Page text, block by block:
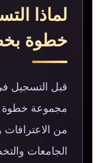
لماذا
خطوة
قبل التسجيل
مجموعة خطوة
من الاعترافات
الجامعات